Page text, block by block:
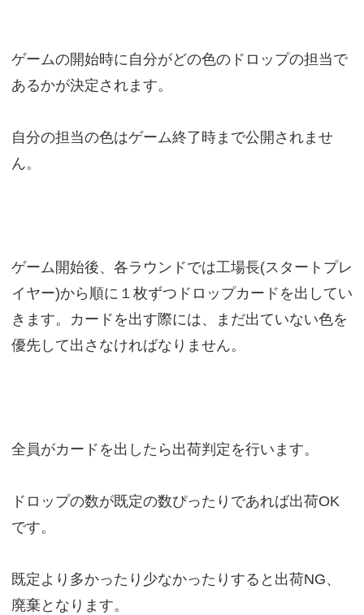
ゲームの開始時に自分がどの色のドロップの担当で
あるかが決定されます。
自分の担当の色はゲーム終了時まで公開されませ
ん。
ゲーム開始後、各ラウンドでは工場長(スタートプレ
イヤー)から順に１枚ずつドロップカードを出してい
きます。カードを出す際には、まだ出ていない色を
優先して出さなければなりません。
全員がカードを出したら出荷判定を行います。
ドロップの数が既定の数ぴったりであれば出荷OK
です。
既定より多かったり少なかったりすると出荷NG、
廃棄となります。